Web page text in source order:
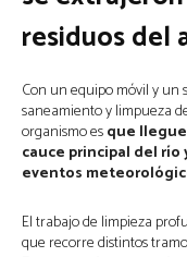
residuos del
Con un equipo móvil y un
saneamiento y limpueza
organismo esque
cauce principal del
eventos
El trabajo de limpieza
que recorre distintos